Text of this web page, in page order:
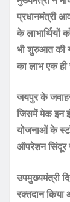
प्रधानमंत्री
के लाभार्थियों
भी शुरुआत की
का लाभ एक ही
जयपुर के
जिसमें मेक इन
योजनाओं के
ऑपरेशन सिंदूर
उपमुख्यमंत्री
रक्तदान